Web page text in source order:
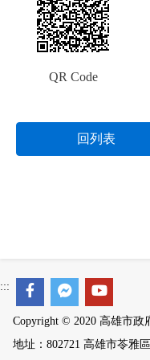
QR Code
回列表
:::
Copyright © 2020 高雄市政
地址：802721 高雄市苓雅